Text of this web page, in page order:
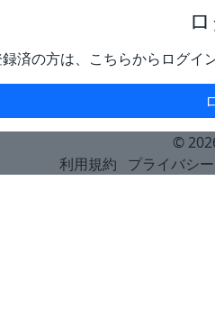
済の方は、こちらからログイ
©
利用規約
プライバシー